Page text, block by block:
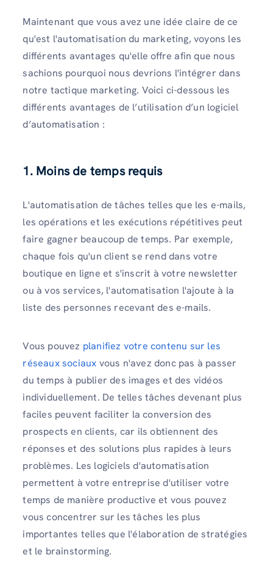
Maintenant que vous avez une idée claire de ce
qu'est l'automatisation du marketing, voyons les
différents avantages qu'elle offre afin que nous
sachions pourquoi nous devrions l'intégrer dans
notre tactique marketing. Voici ci-dessous les
différents avantages de l’utilisation d’un logiciel
d’automatisation :
1. Moins de temps requis
L'automatisation de tâches telles que les e-mails,
les opérations et les exécutions répétitives peut
faire gagner beaucoup de temps. Par exemple,
chaque fois qu'un client se rend dans votre
boutique en ligne et s'inscrit à votre newsletter
ou à vos services, l'automatisation l'ajoute à la
liste des personnes recevant des e-mails.
Vous pouvez planifiez votre contenu sur les
réseaux sociaux vous n'avez donc pas à passer
du temps à publier des images et des vidéos
individuellement. De telles tâches devenant plus
faciles peuvent faciliter la conversion des
prospects en clients, car ils obtiennent des
réponses et des solutions plus rapides à leurs
problèmes. Les logiciels d'automatisation
permettent à votre entreprise d'utiliser votre
temps de manière productive et vous pouvez
vous concentrer sur les tâches les plus
importantes telles que l'élaboration de stratégies
et le brainstorming.